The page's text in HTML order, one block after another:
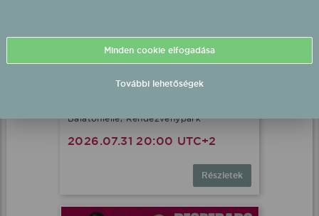
Balatonlelle, Rendezvénypark
2026.07.31 20:00 UTC+2
Részletek
Minden cookie elfogadása
További lehetőségek